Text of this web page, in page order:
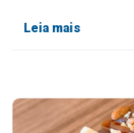
Leia mais